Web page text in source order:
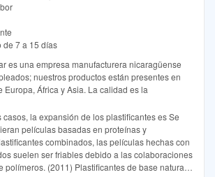
de 7 a 15 días
es una empresa manufacturera nicaragüense
nuestros productos están presentes en
Europa, África y Asia. La calidad es la
casos, la expansión de los plastificantes es Se
películas basadas en proteínas y
combinados, las películas hechas con
suelen ser friables debido a las colaboraciones
polímeros. (2011) Plastificantes de base natural y